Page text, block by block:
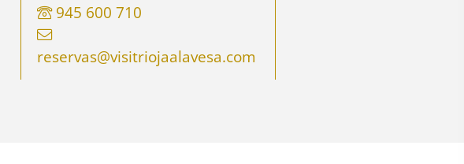
945 600 710
reservas@visitriojaalavesa.com